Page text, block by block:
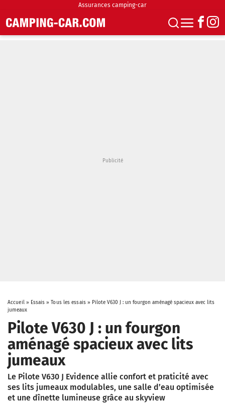
Assurances camping-car
Accueil» Essais »Tous les essais» Pilote V630 J : un fourgon aménagé spacieux avec lits
jumeaux
Pilote V630 J : un fourgon
aménagé spacieux avec lits
jumeaux
Le Pilote V630 J Evidence allie confort et praticité avec
ses lits jumeaux modulables, une salle d’eau optimisée
et une dînette lumineuse grâce au skyview